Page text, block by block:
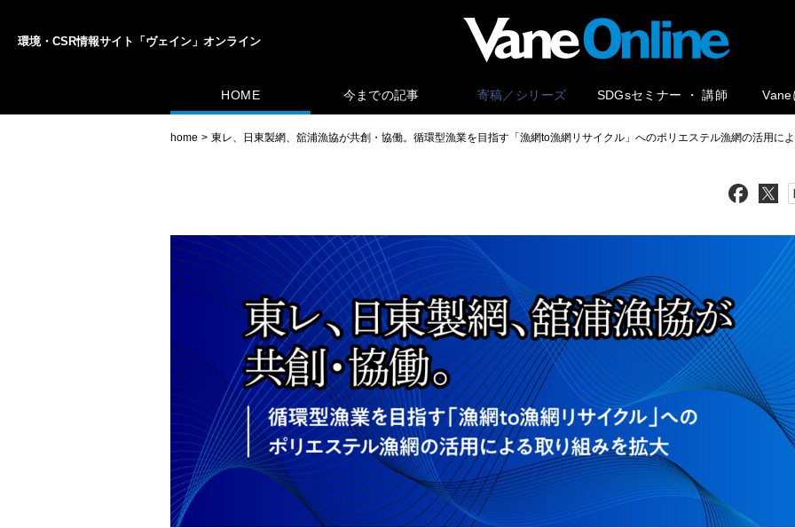
環境・CSR情報サイト「ヴェイン」オンライン
HOME 今までの記事 寄稿／シリーズ SDGsセミナー ・ 講師 Vane
home 東レ、日東製網、舘浦漁協が共創・協働。循環型漁業を目指す「漁網to漁網リサイクル」へのポリエステル漁網の活用に